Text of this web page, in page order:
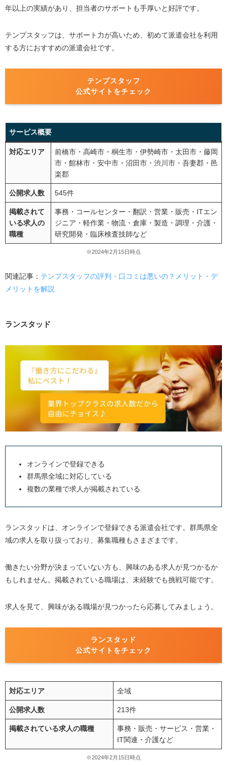
年以上の実績があり、担当者のサポートも手厚いと好評です。
テンプスタッフは、サポート力が高いため、初めて派遣会社を利用
する方におすすめの派遣会社です。
テンプスタッフ
公式サイトをチェック
サービス概要
対応エリア
前橋市・高崎市・桐生市・伊勢崎市・太田市・藤岡
市・館林市・安中市・沼田市・渋川市・吾妻郡・邑
楽郡
公開求人数 545件
掲載されて
いる求人の
職種
事務・コールセンター・翻訳・営業・販売・ITエン
ジニア・軽作業・物流・倉庫・製造・調理・介護・
研究開発・臨床検査技師など
※2024年2月15日時点
関連記事： テンプスタッフの評判・口コミは悪いの？メリット・デ
メリットを解説
ランスタッド
オンラインで登録できる
群馬県全域に対応している
複数の業種で求人が掲載されている
ランスタッドは、オンラインで登録できる派遣会社です。群馬県全
域の求人を取り扱っており、募集職種もさまざまです。
働きたい分野が決まっていない方も、興味のある求人が見つかるか
もしれません。掲載されている職場は、未経験でも挑戦可能です。
求人を見て、興味がある職場が見つかったら応募してみましょう。
ランスタッド
公式サイトをチェック
対応エリア 全域
公開求人数 213件
掲載されている求人の職種
事務・販売・サービス・営業・
IT関連・介護など
※2024年2月15日時点